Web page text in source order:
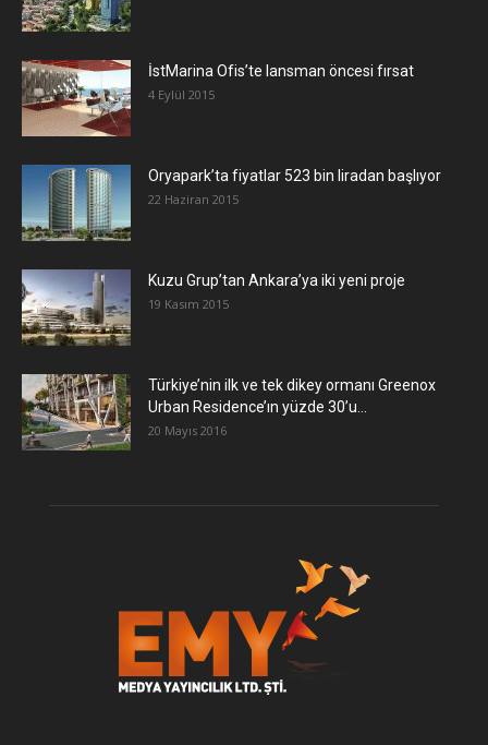
İstMarina Ofis’te lansman öncesi fırsat
4 Eylül 2015
Oryapark’ta fiyatlar 523 bin liradan başlıyor
22 Haziran 2015
​Kuzu Grup’tan Ankara’ya iki yeni proje
19 Kasım 2015
Türkiye’nin ilk ve tek dikey ormanı Greenox
Urban Residence’ın yüzde 30’u...
20 Mayıs 2016